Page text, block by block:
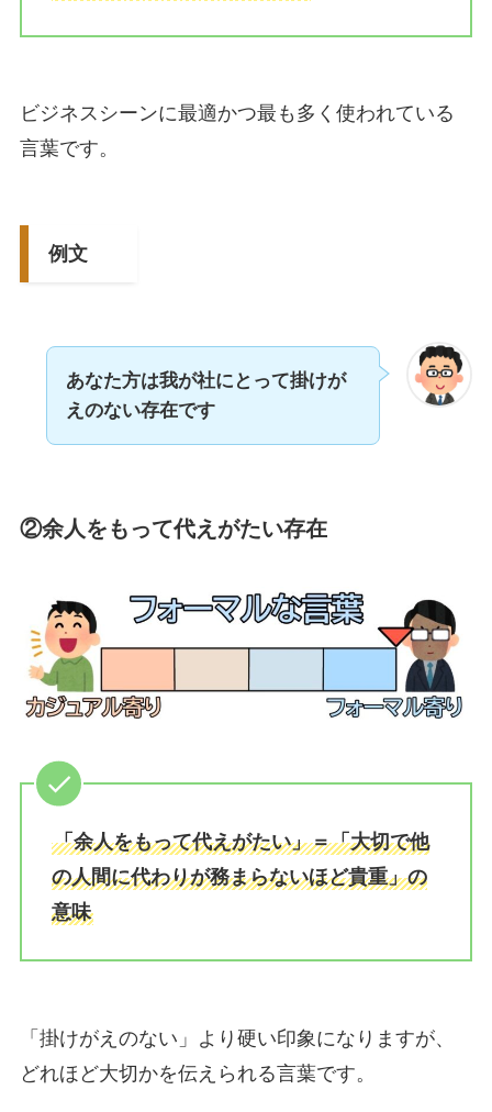
ビジネスシーンに最適かつ最も多く使われている
言葉です。
例文
あなた方は我が社にとって掛けが
えのない存在です
②余人をもって代えがたい存在
「余人をもって代えがたい」＝「大切で他
の人間に代わりが務まらないほど貴重」の
意味
「掛けがえのない」より硬い印象になりますが、
どれほど大切かを伝えられる言葉です。